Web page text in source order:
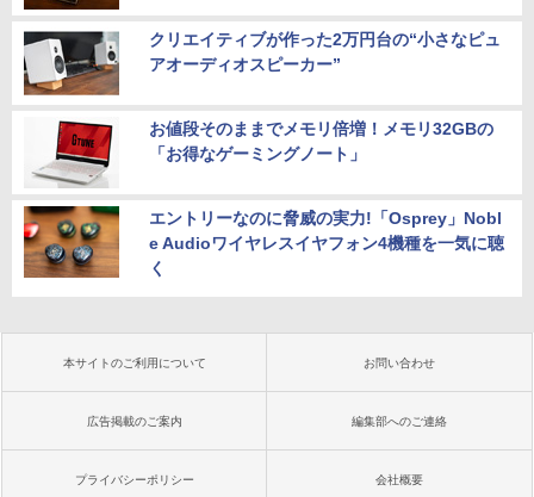
クリエイティブが作った2万円台の“小さなピュ
アオーディオスピーカー”
お値段そのままでメモリ倍増！メモリ32GBの
「お得なゲーミングノート」
エントリーなのに脅威の実力!「Osprey」Nobl
e Audioワイヤレスイヤフォン4機種を一気に聴
く
本サイトのご利用について お問い合わせ
広告掲載のご案内 編集部へのご連絡
プライバシーポリシー 会社概要